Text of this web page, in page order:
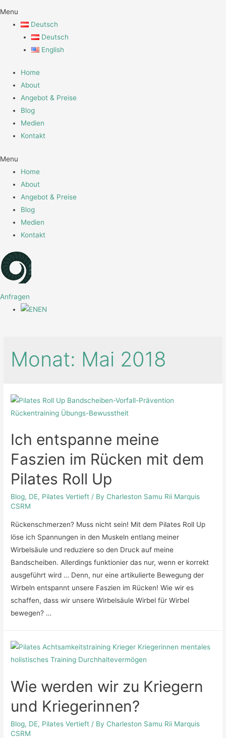
Menu
Deutsch
Deutsch
English
Home
About
Angebot & Preise
Blog
Medien
Kontakt
Menu
Home
About
Angebot & Preise
Blog
Medien
Kontakt
Anfragen
EN
Monat: Mai 2018
Ich entspanne meine
Faszien im Rücken mit dem
Pilates Roll Up
Blog, DE, Pilates Vertieft / By Charleston Samu Rii Marquis
CSRM
Rückenschmerzen? Muss nicht sein! Mit dem Pilates Roll Up
löse ich Spannungen in den Muskeln entlang meiner
Wirbelsäule und reduziere so den Druck auf meine
Bandscheiben. Allerdings funktionier das nur, wenn er korrekt
ausgeführt wird … Denn, nur eine artikulierte Bewegung der
Wirbeln entspannt unsere Faszien im Rücken! Wie wir es
schaffen, dass wir unsere Wirbelsäule Wirbel für Wirbel
bewegen? …
Wie werden wir zu Kriegern
und Kriegerinnen?
Blog, DE, Pilates Vertieft / By Charleston Samu Rii Marquis
CSRM